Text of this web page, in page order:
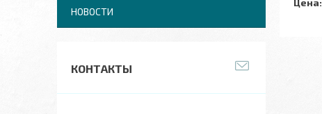
Цена:
НОВОСТИ
КОНТАКТЫ